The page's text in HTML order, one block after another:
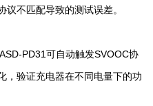
不匹配导致的测试误差。
PD31可自动触发SVOOC协
，验证充电器在不同电量下的功